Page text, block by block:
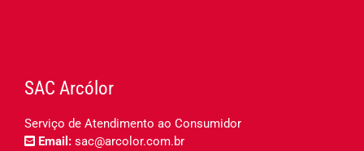
SAC Arcólor
Serviço de Atendimento ao Consumidor
Email: sac@arcolor.com.br